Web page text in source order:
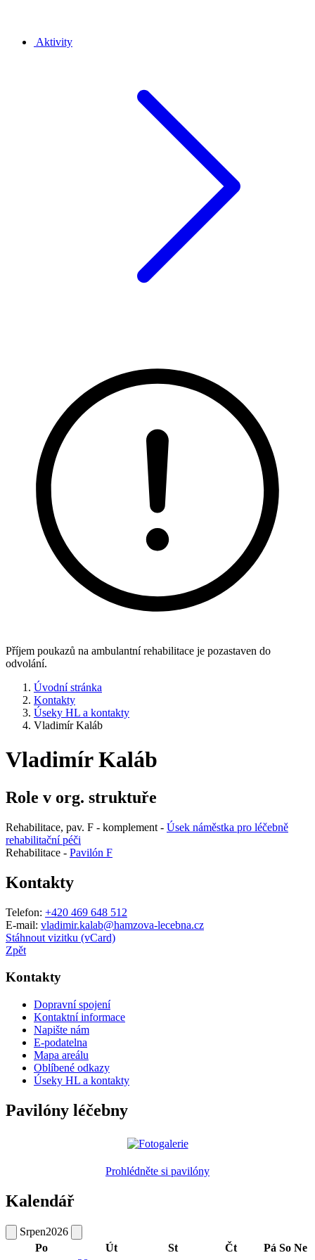
Aktivity
Příjem poukazů na ambulantní rehabilitace je pozastaven do
odvolání.
Úvodní stránka
Kontakty
Úseky HL a kontakty
Vladimír Kaláb
Vladimír Kaláb
Role v org. struktuře
Rehabilitace, pav. F - komplement - Úsek náměstka pro léčebně
rehabilitační péči
Rehabilitace - Pavilón F
Kontakty
Telefon: +420 469 648 512
E-mail: vladimir.kalab@hamzova-lecebna.cz
Stáhnout vizitku (vCard)
Zpět
Kontakty
Dopravní spojení
Kontaktní informace
Napište nám
E-podatelna
Mapa areálu
Oblíbené odkazy
Úseky HL a kontakty
Pavilóny léčebny
Prohlédněte si pavilóny
Kalendář
Srpen2026
Po
Út St Čt Pá So Ne